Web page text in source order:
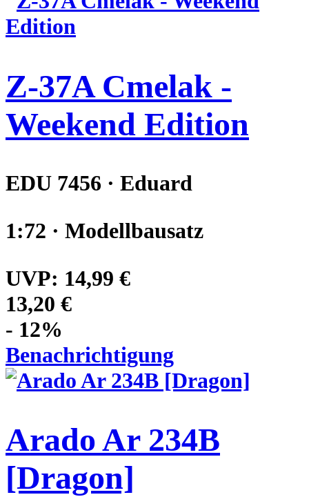
Z-37A Cmelak -
Weekend Edition
EDU 7456 · Eduard
1:72 · Modellbausatz
UVP: 14,99 €
13,20 €
- 12%
Benachrichtigung
Arado Ar 234B
[Dragon]